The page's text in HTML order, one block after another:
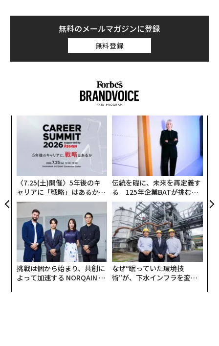
無料のメールマガジンに登録
無料登録
〈7.25(土)開催〉5年後のキ
ャリアに「戦略」はあるか。
トップエグゼクティブのキャ
リアに触れる1日│CAREER S
UMMIT 2026
伝統を礎に、未来を再定義す
る 125年企業BATが挑むス
モークレスな未来
挑戦は個から始まり、共創に
よって加速する NORQAIN JA
なぜ“眠っていた環境技
術”が、下水インフラを変え